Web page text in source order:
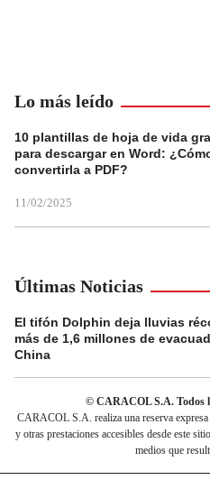
Lo más leído
10 plantillas de hoja de vida
para descargar en Word:
convertirla a PDF?
11/02/2025
Últimas Noticias
El tifón Dolphin deja lluvias
más de 1,6 millones de
China
© CARACOL S.A. Todos
CARACOL S.A. realiza una reserva
y otras prestaciones accesibles desde este
medios que